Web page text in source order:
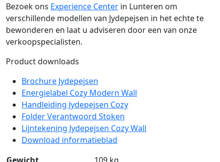
Bezoek ons Experience Center in Lunteren om
verschillende modellen van Jydepejsen in het echte te
bewonderen en laat u adviseren door een van onze
verkoopspecialisten.
Product downloads
Brochure Jydepejsen
Energielabel Cozy Modern Wall
Handleiding Jydepejsen Cozy
Folder Verantwoord Stoken
Lijntekening Jydepejsen Cozy Wall
Download informatieblad